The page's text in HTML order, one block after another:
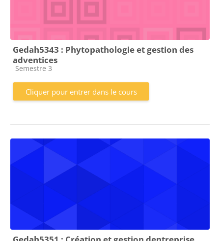
Gedah5343 : Phytopathologie et gestion des
adventices
Catégorie de cours
Semestre 3
Cliquer pour entrer dans le cours